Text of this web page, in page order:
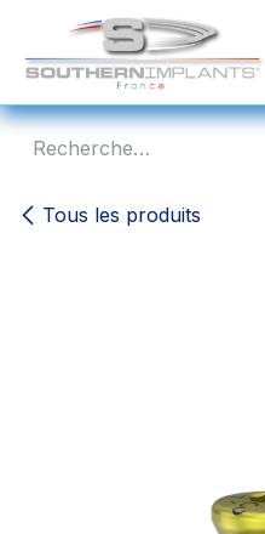
Se rendre au contenu
Tous les produits